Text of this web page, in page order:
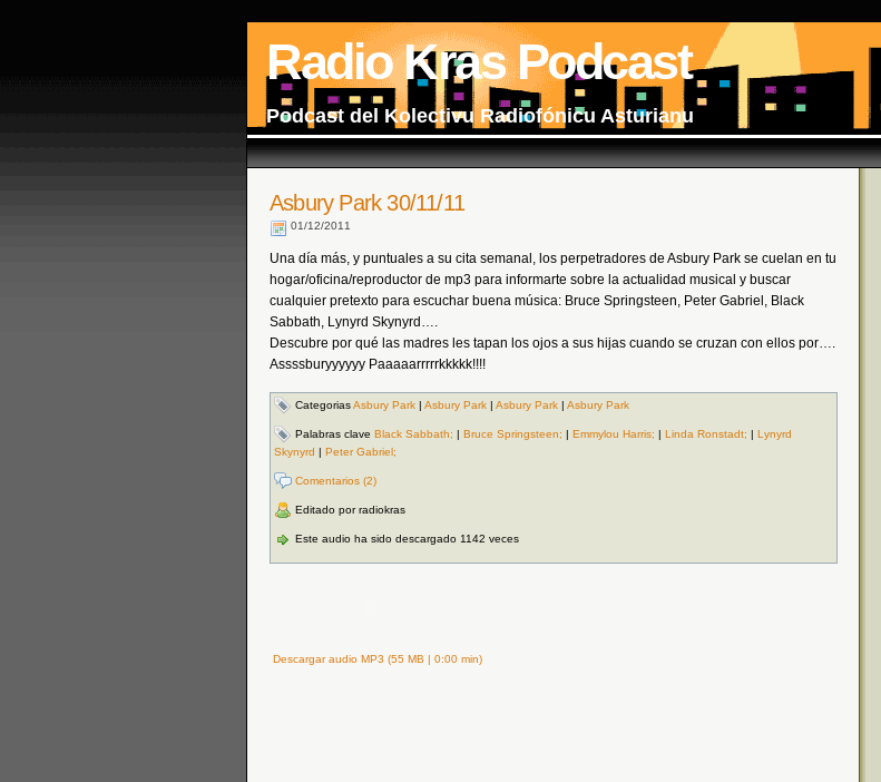
Radio Kras Podcast
Podcast del Kolectivu Radiofónicu Asturianu
Asbury Park 30/11/11
01/12/2011
Una día más, y puntuales a su cita semanal, los perpetradores de Asbury Park se cuelan en tu
hogar/oficina/reproductor de mp3 para informarte sobre la actualidad musical y buscar
cualquier pretexto para escuchar buena música: Bruce Springsteen, Peter Gabriel, Black
Sabbath, Lynyrd Skynyrd….
Descubre por qué las madres les tapan los ojos a sus hijas cuando se cruzan con ellos por….
Assssburyyyyyy Paaaaarrrrrkkkkk!!!!
CategoriasAsbury Park | Asbury Park | Asbury Park | Asbury Park
Palabras clave Black Sabbath; | Bruce Springsteen; | Emmylou Harris; | Linda Ronstadt; | Lynyrd
Skynyrd | Peter Gabriel;
Comentarios (2)
Editado por radiokras
Este audio ha sido descargado 1142 veces
Descargar audio MP3 (55 MB | 0:00 min)